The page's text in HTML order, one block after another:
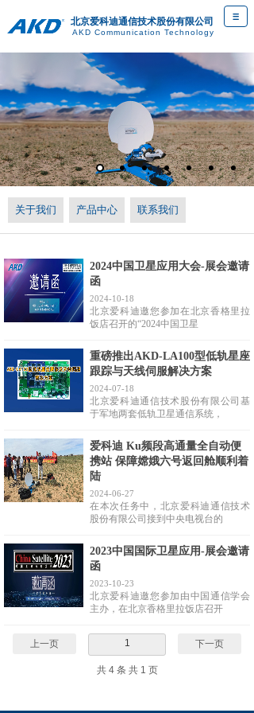
AKD Communication Technology
北京爱科迪通信技术股份有限公司
关于我们 产品中心 联系我们
2024中国卫星应用大会-展会邀请
函
2024-10-18
北京爱科迪邀您参加在北京香格里拉
饭店召开的“2024中国卫星
重磅推出AKD-LA100型低轨星座
跟踪与天线伺服解决方案
2024-07-18
北京爱科迪通信技术股份有限公司基
于军地两套低轨卫星通信系统，
爱科迪 Ku频段高通量全自动便
携站 保障嫦娥六号返回舱顺利着
陆
2024-06-27
在本次任务中，北京爱科迪通信技术
股份有限公司接到中央电视台的
2023中国国际卫星应用-展会邀请
函
2023-10-23
北京爱科迪邀您参加由中国通信学会
主办，在北京香格里拉饭店召开
上一页 1 下一页
共 4 条 共 1 页